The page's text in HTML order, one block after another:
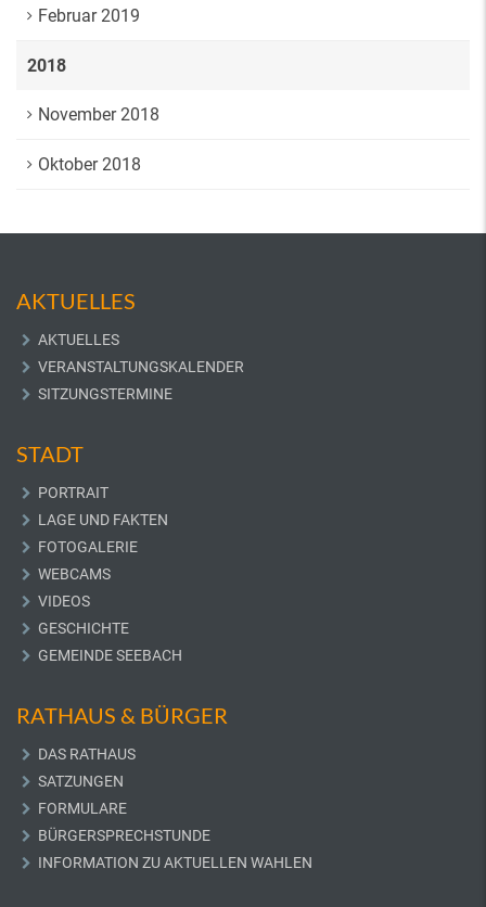
Februar 2019
2018
November 2018
Oktober 2018
AKTUELLES
AKTUELLES
VERANSTALTUNGSKALENDER
SITZUNGSTERMINE
STADT
PORTRAIT
LAGE UND FAKTEN
FOTOGALERIE
WEBCAMS
VIDEOS
GESCHICHTE
GEMEINDE SEEBACH
RATHAUS & BÜRGER
DAS RATHAUS
SATZUNGEN
FORMULARE
BÜRGERSPRECHSTUNDE
INFORMATION ZU AKTUELLEN WAHLEN